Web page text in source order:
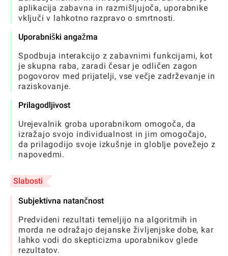
aplikacija zabavna in razmišljujoča, uporabnike
vključi v lahkotno razpravo o smrtnosti.
Uporabniški angažma
Spodbuja interakcijo z zabavnimi funkcijami, kot
je skupna raba, zaradi česar je odličen zagon
pogovorov med prijatelji, vse večje zadrževanje in
raziskovanje.
Prilagodljivost
Urejevalnik groba uporabnikom omogoča, da
izražajo svojo individualnost in jim omogočajo,
da prilagodijo svoje izkušnje in globlje povežejo z
napovedmi.
Slabosti
Subjektivna natančnost
Predvideni rezultati temeljijo na algoritmih in
morda ne odražajo dejanske življenjske dobe, kar
lahko vodi do skepticizma uporabnikov glede
rezultatov.